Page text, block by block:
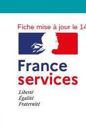
Fiche mise à jour le